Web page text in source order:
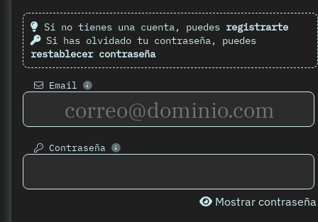
Si no tienes una cuenta, puedes registrarte
Si has olvidado tu contraseña, puedes
restablecer contraseña
Email
Contraseña
Mostrar contraseña